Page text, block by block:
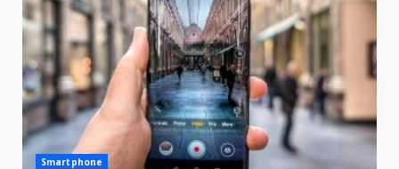
Smartphone